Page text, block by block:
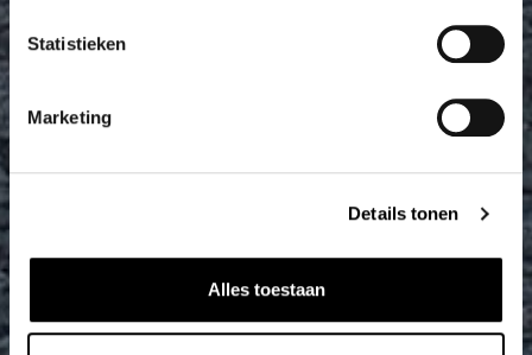
Statistieken
Marketing
Details tonen
Alles toestaan